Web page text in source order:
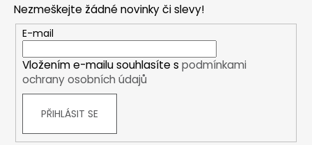
Nezmeškejte žádné novinky či slevy!
E-mail
Vložením e-mailu souhlasíte s podmínkami
ochrany osobních údajů
PŘIHLÁSIT SE